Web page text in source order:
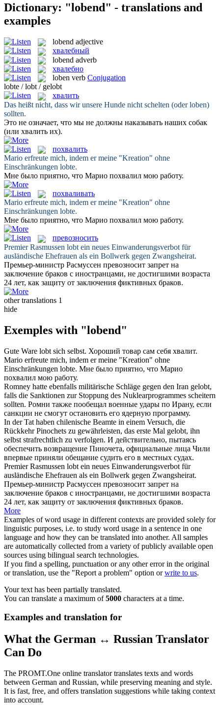
Dictionary: "lobend" - translations and
examples
lobend adjective
хвалебный
lobend adverb
хвалебно
loben verb Conjugation
lobte / lobt / gelobt
хвалить
Das heißt nicht, dass wir unsere Hunde nicht schelten (oderloben)
sollten.
Это не означает, что мы не должны наказывать наших собак
(или хвалить их).
похвалить
Mario erfreute mich, indem er meine "Kreation" ohne
Einschränkungen lobte.
Мне было приятно, что Марио похвалил мою работу.
похваливать
Mario erfreute mich, indem er meine "Kreation" ohne
Einschränkungen lobte.
Мне было приятно, что Марио похвалил мою работу.
превозносить
Premier Rasmussen lobt ein neues Einwanderungsverbot für
ausländische Ehefrauen als ein Bollwerk gegen Zwangsheirat.
Премьер-министр Расмуссен превозносит запрет на
заключение браков с иностранцами, не достигшими возраста
24 лет, как защиту от заключения фиктивных браков.
other translations 1
hide
Exemples with "lobend"
Gute Ware lobt sich selbst. Хороший товар сам себя хвалит.
Mario erfreute mich, indem er meine "Kreation" ohne
Einschränkungen lobte. Мне было приятно, что Марио
похвалил мою работу.
Romney hatte ebenfalls militärische Schläge gegen den Iran gelobt,
falls die Sanktionen zur Stoppung des Nuklearprogrammes scheitern
sollten. Ромни также пообещал военные удары по Ирану, если
санкции не смогут остановить его ядерную программу.
In der Tat haben chilenische Beamte in einem Versuch, die
Rückkehr Pinochets zu gewährleisten, das erste Mal gelobt, ihn
selbst strafrechtlich zu verfolgen. И действительно, пытаясь
обеспечить возвращение Пиночета, официальные лица Чили
впервые приняли обещание судить его в местных судах.
Premier Rasmussen lobt ein neues Einwanderungsverbot für
ausländische Ehefrauen als ein Bollwerk gegen Zwangsheirat.
Премьер-министр Расмуссен превозносит запрет на
заключение браков с иностранцами, не достигшими возраста
24 лет, как защиту от заключения фиктивных браков.
More
Examples of word usage in different contexts are provided solely for
linguistic purposes, i.e. to study word usage in a sentence in one
language and how they can be translated into another. All samples
are automatically collected from a variety of publicly available open
sources using bilingual search technologies.
If you find a spelling, punctuation or any other error in the original
or translation, use the "Report a problem" option orwrite to us.
Your text has been partially translated.
You can translate a maximum of5000 characters at a time.
Examples and translation for
What the German ↔ Russian Translator
Can Do
The PROMT.One online translator translates texts and words
between German and Russian, while preserving meaning and style.
It is fast, free, and offers translation suggestions while taking context
into account.